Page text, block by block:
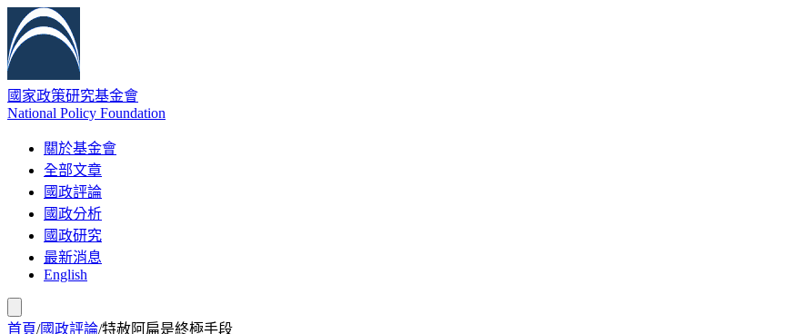
國家政策研究基金會
National Policy Foundation
關於基金會
全部文章
國政評論
國政分析
國政研究
最新消息
English
首頁/國政評論/特赦阿扁是終極手段